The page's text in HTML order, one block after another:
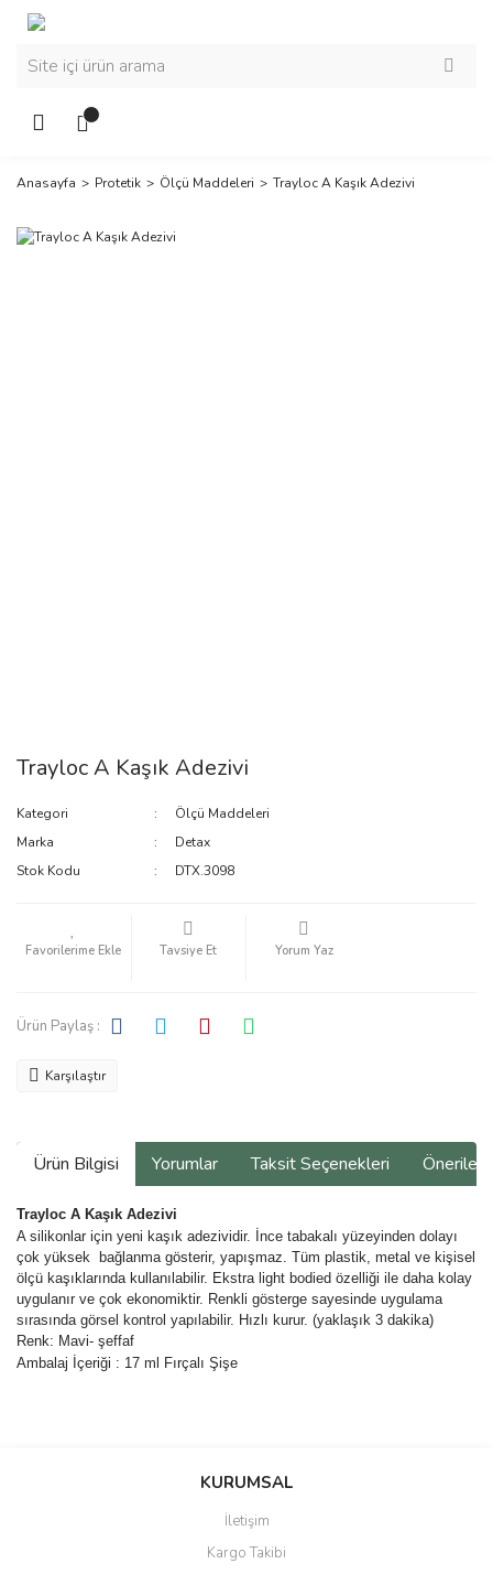
Anasayfa Protetik Ölçü Maddeleri Trayloc A Kaşık Adezivi
Trayloc A Kaşık Adezivi
Kategori
Ölçü Maddeleri
Marka
Detax
Stok Kodu
DTX.3098
Tavsiye Et Yorum Yaz
Ürün Paylaş :
Karşılaştır
Ürün Bilgisi Yorumlar Taksit Seçenekleri
Trayloc A Kaşık Adezivi
A silikonlar için yeni kaşık adezividir. İnce tabakalı yüzeyinden dolayı
çok yüksek bağlanma gösterir, yapışmaz. Tüm plastik, metal ve kişisel
ölçü kaşıklarında kullanılabilir. Ekstra light bodied özelliği ile daha kolay
uygulanır ve çok ekonomiktir. Renkli gösterge sayesinde uygulama
sırasında görsel kontrol yapılabilir. Hızlı kurur. (yaklaşık 3 dakika)
Renk: Mavi- şeffaf
Ambalaj İçeriği : 17 ml Fırçalı Şişe
Bu ürüne ilk yorumu siz yapın!
Ürün resmi kalitesiz, bozuk veya görüntülenemiyor.
KURUMSAL
İletişim
Kargo Takibi